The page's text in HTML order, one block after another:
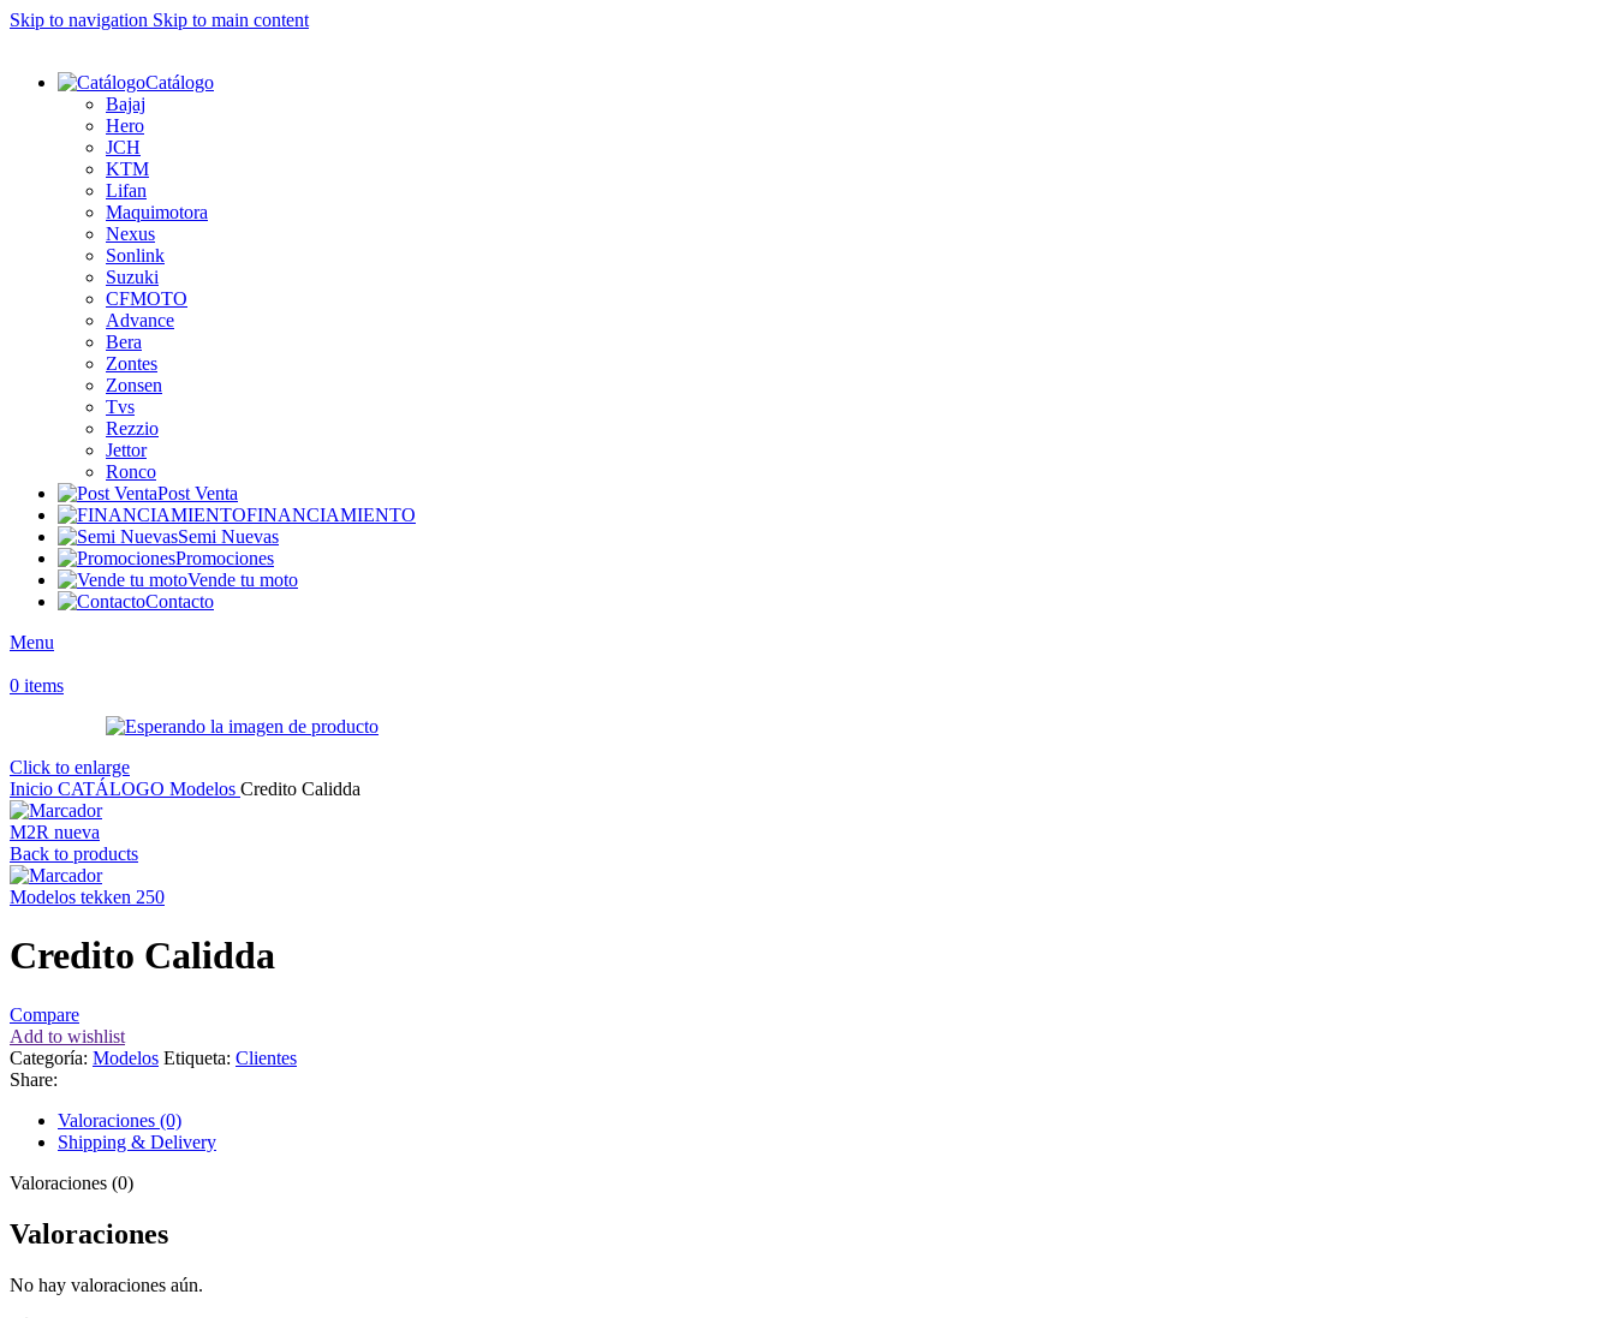
Skip to navigation Skip to main content
Catálogo
Bajaj
Hero
JCH
KTM
Lifan
Maquimotora
Nexus
Sonlink
Suzuki
CFMOTO
Advance
Bera
Zontes
Zonsen
Tvs
Rezzio
Jettor
Ronco
Post Venta
FINANCIAMIENTO
Semi Nuevas
Promociones
Vende tu moto
Contacto
Menu
0 items
Click to enlarge
Inicio CATÁLOGO Modelos Credito Calidda
M2R nueva
Back to products
Modelos tekken 250
Credito Calidda
Compare
Add to wishlist
Categoría: Modelos Etiqueta: Clientes
Share:
Valoraciones (0)
Shipping & Delivery
Valoraciones (0)
Valoraciones
No hay valoraciones aún.